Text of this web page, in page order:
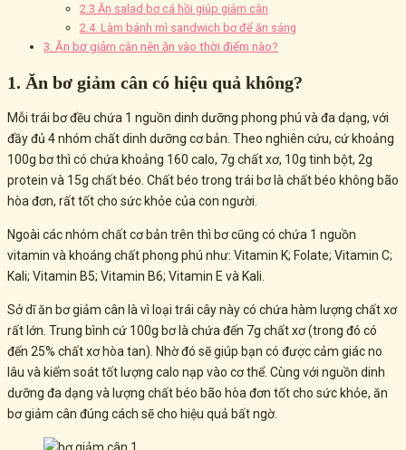
2.3 Ăn salad bơ cá hồi giúp giảm cân
2.4. Làm bánh mì sandwich bơ để ăn sáng
3. Ăn bơ giảm cân nên ăn vào thời điểm nào?
1. Ăn bơ giảm cân có hiệu quả không?
Mỗi trái bơ đều chứa 1 nguồn dinh dưỡng phong phú và đa dạng, với
đầy đủ 4 nhóm chất dinh dưỡng cơ bản. Theo nghiên cứu, cứ khoảng
100g bơ thì có chứa khoảng 160 calo, 7g chất xơ, 10g tinh bột, 2g
protein và 15g chất béo. Chất béo trong trái bơ là chất béo không bão
hòa đơn, rất tốt cho sức khỏe của con người.
Ngoài các nhóm chất cơ bản trên thì bơ cũng có chứa 1 nguồn
vitamin và khoáng chất phong phú như: Vitamin K; Folate; Vitamin C;
Kali; Vitamin B5; Vitamin B6; Vitamin E và Kali.
Sở dĩ ăn bơ giảm cân là vì loại trái cây này có chứa hàm lượng chất xơ
rất lớn. Trung bình cứ 100g bơ là chứa đến 7g chất xơ (trong đó có
đến 25% chất xơ hòa tan). Nhờ đó sẽ giúp bạn có được cảm giác no
lâu và kiểm soát tốt lượng calo nạp vào cơ thể. Cùng với nguồn dinh
dưỡng đa dạng và lượng chất béo bão hòa đơn tốt cho sức khỏe, ăn
bơ giảm cân đúng cách sẽ cho hiệu quả bất ngờ.